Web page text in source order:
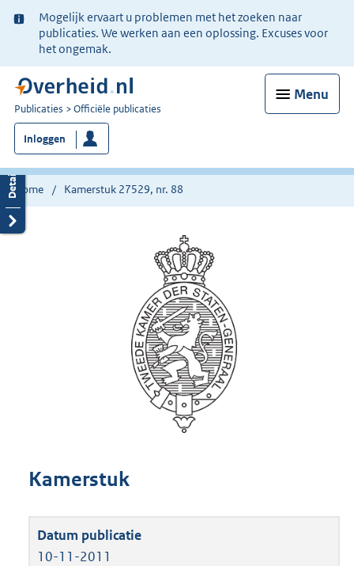
Ter
informatie:
Mogelijk ervaart u problemen met het zoeken naar
publicaties. We werken aan een oplossing. Excuses voor
het ongemak.
Menu
U
bent
nu
hier:
Publicaties Officiële publicaties
Inloggen
Home Kamerstuk 27529, nr. 88
Kamerstuk
10-11-2011